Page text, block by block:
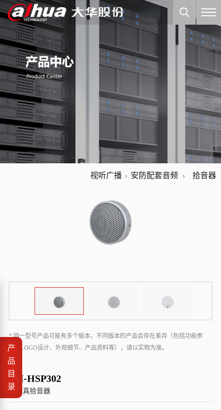
视听广播 安防配套音频 拾音器
* 同一型号产品可能有多个版本，不同版本的产品会存在差异（包括功能参
数、LOGO设计、外观细节、产品资料等），请以实物为准。
DH-HSP302
高保真拾音器
产
品
目
录